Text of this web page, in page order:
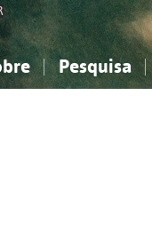
Pesquisa
sociais...
sociais...